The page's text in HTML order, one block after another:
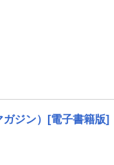
ジン）[電子書籍版]